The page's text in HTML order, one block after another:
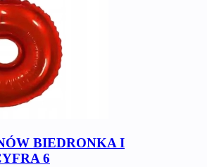
BIEDRONKA I
6